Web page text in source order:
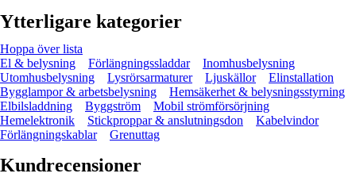
Ytterligare kategorier
Hoppa över lista
El & belysning
Förlängningssladdar
Inomhusbelysning
Utomhusbelysning
Lysrörsarmaturer Ljuskällor
Elinstallation
Bygglampor & arbetsbelysning
Hemsäkerhet & belysningsstyrning
Elbilsladdning
Byggström
Mobil strömförsörjning
Hemelektronik
Stickproppar & anslutningsdon
Kabelvindor
Förlängningskablar
Grenuttag
Kundrecensioner